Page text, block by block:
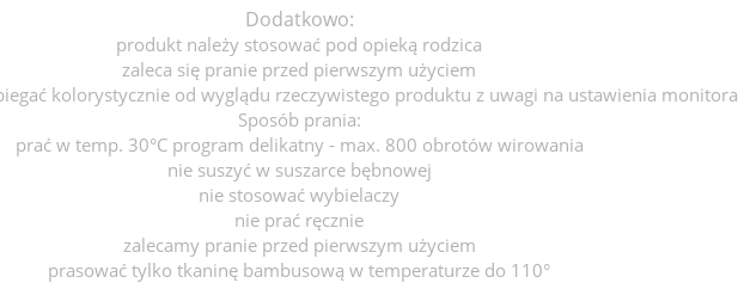
Dodatkowo:
produkt należy stosować pod opieką rodzica
zaleca się pranie przed pierwszym użyciem
kolorystycznie od wyglądu rzeczywistego produktu z uwagi na ustawienia monitora
Sposób prania:
prać w temp. 30°C program delikatny - max. 800 obrotów wirowania
nie suszyć w suszarce bębnowej
nie stosować wybielaczy
nie prać ręcznie
zalecamy pranie przed pierwszym użyciem
prasować tylko tkaninę bambusową w temperaturze do 110°